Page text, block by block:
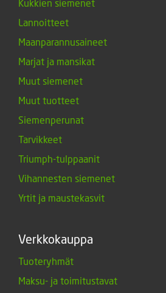
Kukkien siemenet
Lannoitteet
Maanparannusaineet
Marjat ja mansikat
Muut siemenet
Muut tuotteet
Siemenperunat
Tarvikkeet
Triumph-tulppaanit
Vihannesten siemenet
Yrtit ja maustekasvit
Verkkokauppa
Tuoteryhmät
Maksu- ja toimitustavat